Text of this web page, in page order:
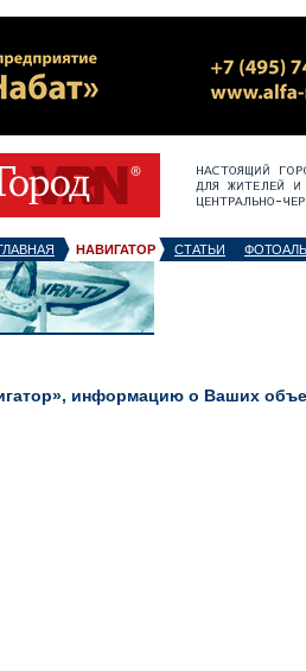
НАВИГАТОР СТАТЬИ
информацию о Ваших